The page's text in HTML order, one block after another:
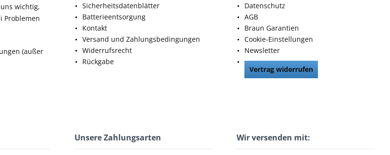
wichtig,
Problemen
(außer
Sicherheitsdatenblätter
Batterieentsorgung
Kontakt
Versand und Zahlungsbedingungen
Widerrufsrecht
Rückgabe
Datenschutz
AGB
Braun Garantien
Cookie-Einstellungen
Newsletter
Vertrag widerrufen
Unsere Zahlungsarten Wir versenden mit: